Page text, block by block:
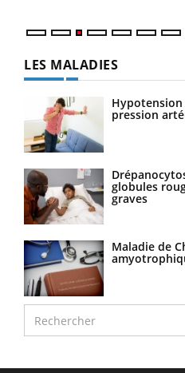
LES MALADIES
pression
globules
graves
Maladie de